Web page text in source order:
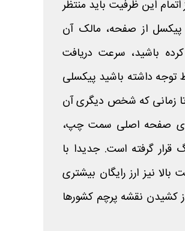
این ظرفیت باید منتظر
پیکسل از صفحه، مالک آن
باشید، سرعت دریافت
توجه داشته باشید پیکسلی
زمانی که شخص دیگری آن
صفحه اصلی سمت چپ،
گرفته است. جدیدا با
نیز ارز رایگان بیشتری
کشیدن نقشه پرچم کشورها